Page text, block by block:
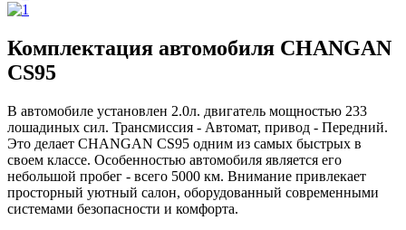
Комплектация автомобиля CHANGAN
CS95
В автомобиле установлен 2.0л. двигатель мощностью 233
лошадиных сил. Трансмиссия - Автомат, привод - Передний.
Это делает CHANGAN CS95 одним из самых быстрых в
своем классе. Особенностью автомобиля является его
небольшой пробег - всего 5000 км. Внимание привлекает
просторный уютный салон, оборудованный современными
системами безопасности и комфорта.